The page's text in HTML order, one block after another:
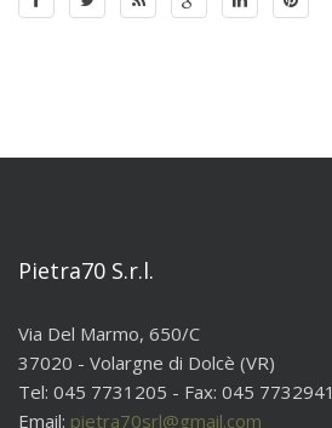
Pietra70 S.r.l.
Via Del Marmo, 650/C
37020 - Volargne di Dolcè (VR)
Tel: 045 7731205 - Fax: 045 7732941
Email: pietra70srl@gmail.com